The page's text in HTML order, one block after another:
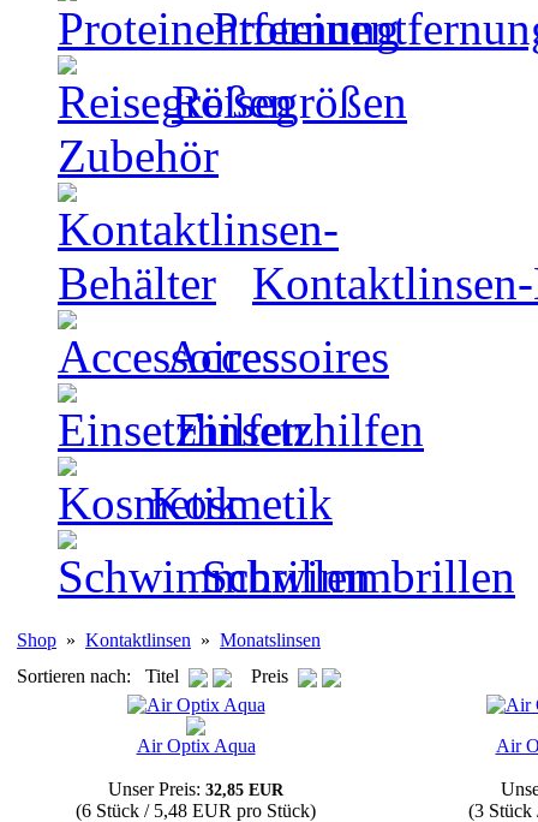
Reisegrößen
Zubehör
Accessoires
Einsetzhilfen
Kosmetik
Schwimmbrillen
Shop » Kontaktlinsen » Monatslinsen
Sortieren nach: Titel
Preis
Air Optix Aqua
Unser Preis: 32,85 EUR
(6 Stück / 5,48 EUR pro Stück)
Air
(3 Stück